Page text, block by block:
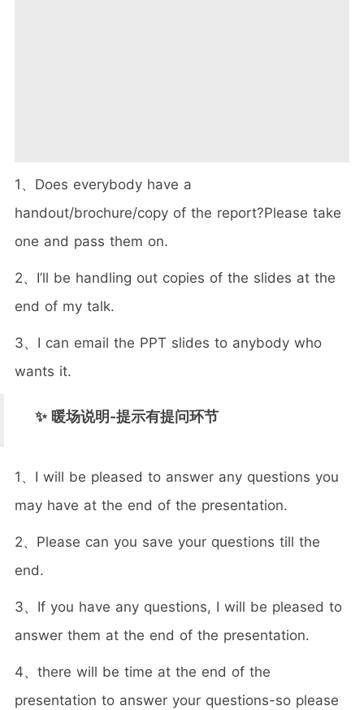
1、Does everybody have a
handout/brochure/copy of the report?Please take
one and pass them on.
2、I’ll be handling out copies of the slides at the
end of my talk.
3、I can email the PPT slides to anybody who
wants it.
✨ 暖场说明-提示有提问环节
1、I will be pleased to answer any questions you
may have at the end of the presentation.
2、Please can you save your questions till the
end.
3、If you have any questions, I will be pleased to
answer them at the end of the presentation.
4、there will be time at the end of the
presentation to answer your questions-so please